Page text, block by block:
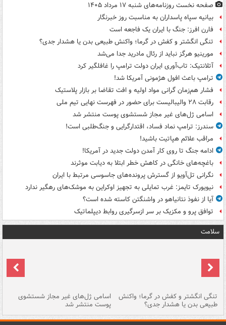
صفحه نخست روزنامه‌های شنبه ۱۷ مرداد ۱۴۰۵
بیانیه سپاه پاسداران به مناسبت روز خبرنگار
فارن افرز: جنگ با ایران یک فاجعه است
تنگی انگشتر و کفش در گرما؛ واکنش طبیعی بدن یا هشدار جدی؟
مورینیو هرگز نباید از رئال مادرید جدا می‌شد
آتلانتیک: تاب‌آوری ایران دولت ترامپ را غافلگیر کرد
ترامپ باعث افول هژمونی آمریکا شد!
فشار هم‌زمان گرانی مواد اولیه و افت تقاضا بر بازار پلاستیک
رقابت ۲۸ والیبالیست برای حضور در فهرست نهایی تیم ملی
اسامی ژل‌های غیر مجاز شستشوی پوست منتشر شد
سندرز: ترامپ نماد فساد، اقتدارگرایی و جنگ‌طلبی است!
مراقب علائم هپاتیت باشید!
ادامه جنگ تا روی کار آمدن دولت جدید در آمریکا!
باغچه‌های خانگی در کاهش خطر ابتلا به دیابت موثرند
نگرانی تل‌آویو از گسترش پرونده‌های جاسوسی مرتبط با ایران
نیویورک تایمز: غرب تمایلی به تجهیز اوکراین به موشک‌های رهگیر ندارد
آیا از نفوذ نتانیاهو در واشنگتن کاسته شده است؟
توافق پرو و مکزیک بر سر ازسرگیری روابط دیپلماتیک
سلامت
تنگی انگشتر و کفش در گرما؛ واکنش
طبیعی بدن یا هشدار جدی؟
اسامی ژل‌های غیر مجاز شستشوی
پوست منتشر شد